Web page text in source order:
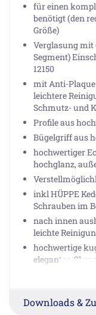
für einen
benötigt (den
Größe)
Verglasung mit
Segment)
12150
mit Anti-Plaque
leichtere
Schmutz- und
Profile aus
Bügelgriff aus
hochwertiger
hochglanz,
inkl HÜPPE
Schrauben im
nach innen
leichte
hochwertige
eleganten
Verstellbereich
Downloads &